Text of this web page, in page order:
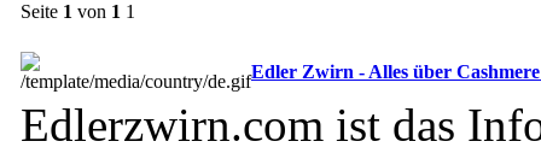
Seite 1 von 1 1
Edler Zwirn - Alles über
Edlerzwirn.com ist das